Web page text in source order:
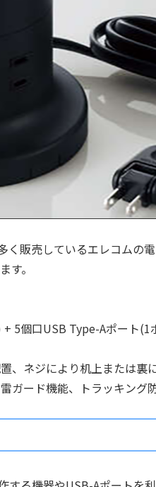
く販売しているエレコムの
す。
5個口USB Type-Aポート(1
、ネジにより机上または裏
ガード機能、トラッキング